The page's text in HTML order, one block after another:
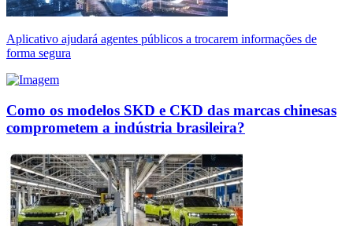
Aplicativo ajudará agentes públicos a trocarem informações de
forma segura
Como os modelos SKD e CKD das marcas chinesas
comprometem a indústria brasileira?